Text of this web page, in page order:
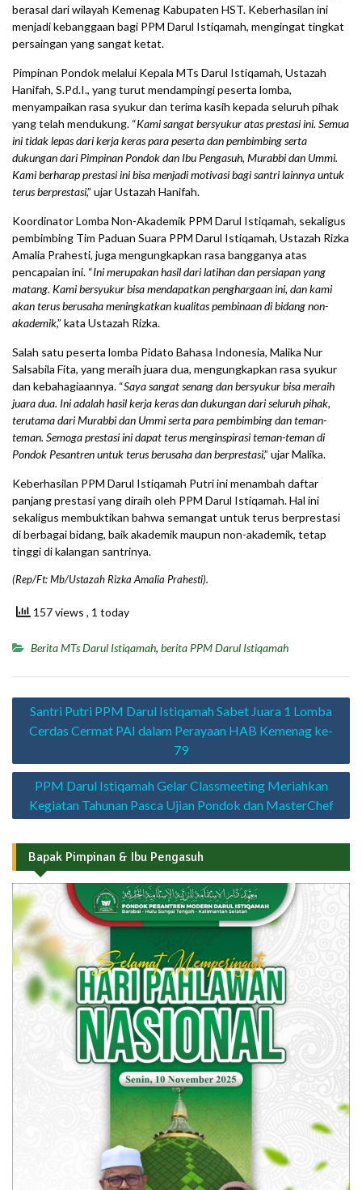
berasal dari wilayah Kemenag Kabupaten HST. Keberhasilan ini
menjadi kebanggaan bagi PPM Darul Istiqamah, mengingat tingkat
persaingan yang sangat ketat.
Pimpinan Pondok melalui Kepala MTs Darul Istiqamah, Ustazah
Hanifah, S.Pd.I., yang turut mendampingi peserta lomba,
menyampaikan rasa syukur dan terima kasih kepada seluruh pihak
yang telah mendukung. “Kami sangat bersyukur atas prestasi ini. Semua
ini tidak lepas dari kerja keras para peserta dan pembimbing serta
dukungan dari Pimpinan Pondok dan Ibu Pengasuh, Murabbi dan Ummi.
Kami berharap prestasi ini bisa menjadi motivasi bagi santri lainnya untuk
terus berprestasi,” ujar Ustazah Hanifah.
Koordinator Lomba Non-Akademik PPM Darul Istiqamah, sekaligus
pembimbing Tim Paduan Suara PPM Darul Istiqamah, Ustazah Rizka
Amalia Prahesti, juga mengungkapkan rasa bangganya atas
pencapaian ini. “Ini merupakan hasil dari latihan dan persiapan yang
matang. Kami bersyukur bisa mendapatkan penghargaan ini, dan kami
akan terus berusaha meningkatkan kualitas pembinaan di bidang non-
akademik,” kata Ustazah Rizka.
Salah satu peserta lomba Pidato Bahasa Indonesia, Malika Nur
Salsabila Fita, yang meraih juara dua, mengungkapkan rasa syukur
dan kebahagiaannya. “Saya sangat senang dan bersyukur bisa meraih
juara dua. Ini adalah hasil kerja keras dan dukungan dari seluruh pihak,
terutama dari Murabbi dan Ummi serta para pembimbing dan teman-
teman. Semoga prestasi ini dapat terus menginspirasi teman-teman di
Pondok Pesantren untuk terus berusaha dan berprestasi,” ujar Malika.
Keberhasilan PPM Darul Istiqamah Putri ini menambah daftar
panjang prestasi yang diraih oleh PPM Darul Istiqamah. Hal ini
sekaligus membuktikan bahwa semangat untuk terus berprestasi
di berbagai bidang, baik akademik maupun non-akademik, tetap
tinggi di kalangan santrinya.
(Rep/Ft: Mb/Ustazah Rizka Amalia Prahesti).
157 views , 1 today
Berita MTs Darul Istiqamah, berita PPM Darul Istiqamah
Navigasi
pos
Santri Putri PPM Darul Istiqamah Sabet Juara 1 Lomba
Cerdas Cermat PAI dalam Perayaan HAB Kemenag ke-
79
PPM Darul Istiqamah Gelar Classmeeting Meriahkan
Kegiatan Tahunan Pasca Ujian Pondok dan MasterChef
Bapak Pimpinan & Ibu Pengasuh